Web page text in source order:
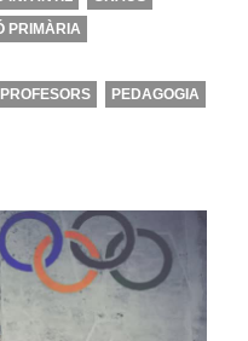
PRIMÀRIA
PEDAGOGIA